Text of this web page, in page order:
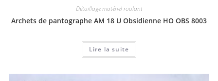
Détaillage matériel roulant
Archets de pantographe AM 18 U Obsidienne HO OBS 8003
Lire la suite